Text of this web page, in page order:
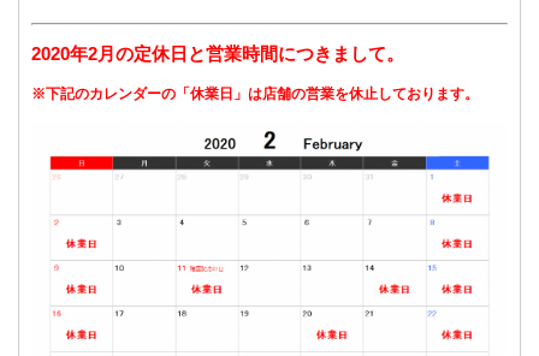
2020年2月の定休日と営業時間につきまして。
※下記のカレンダーの「休業日」は店舗の営業を休止しております。